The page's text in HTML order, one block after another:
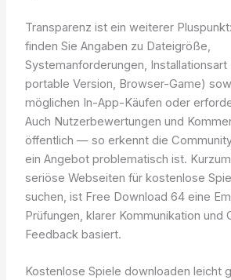
Transparenz ist ein weiterer
finden Sie Angaben zu Dateigröße,
Systemanforderungen, Installationsart
portable Version, Browser-Game)
möglichen In-App-Käufen oder
Auch Nutzerbewertungen und
öffentlich — so erkennt die
ein Angebot problematisch ist.
seriöse Webseiten für kostenlose
suchen, ist Free Download 64 eine
Prüfungen, klarer Kommunikation und
Feedback basiert.
Kostenlose Spiele downloaden leicht